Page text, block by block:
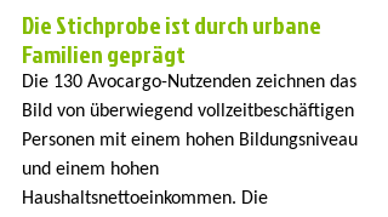
Die Stichprobe ist durch urbane
Familien geprägt
Die 130 Avocargo-Nutzenden zeichnen das
Bild von überwiegend vollzeitbeschäftigen
Personen mit einem hohen Bildungsniveau
und einem hohen
Haushaltsnettoeinkommen. Die